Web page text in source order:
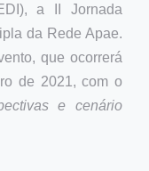
a II Jornada
da Rede Apae.
que ocorrerá
de 2021, com o
e cenário